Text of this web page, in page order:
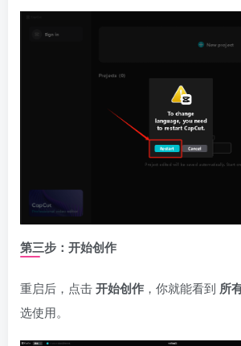
第三步：开始创作
重启后，点击开始创作 ，你就能看到 所
选使用。